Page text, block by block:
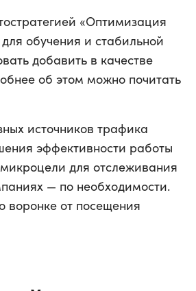
«Оптимизация
обучения и стабильной
добавить в качестве
об этом можно почитать
источников трафика
эффективности работы
для отслеживания
— по необходимости.
воронке от посещения